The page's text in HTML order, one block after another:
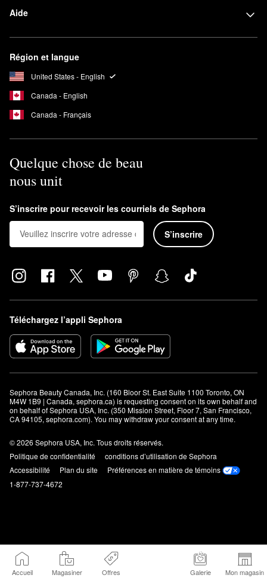
Accueil Magasiner Offres Galerie Mon magasin
Aide
Région et langue
United States - English
Canada - English
Canada - Français
Quelque chose de beau
nous unit
S’inscrire pour recevoir les courriels de Sephora
S’inscrire
Téléchargez l’appli Sephora
Sephora Beauty Canada, Inc. (160 Bloor St. East Suite 1100 Toronto, ON
M4W 1B9 | Canada, sephora.ca) is requesting consent on its own behalf and
on behalf of Sephora USA, Inc. (350 Mission Street, Floor 7, San Francisco,
CA 94105, sephora.com). You may withdraw your consent at any time.
© 2026 Sephora USA, Inc. Tous droits réservés.
Politique de confidentialité
conditions d’utilisation de Sephora
Accessibilité
Plan du site
Préférences en matière de témoins
1-877-737-4672